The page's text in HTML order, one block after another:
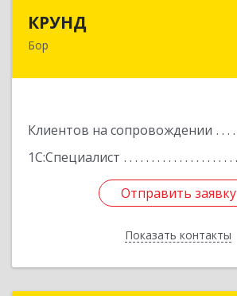
КРУНД
Бор
Клиентов на сопровождении
1С:Специалист
Отправить заявку
Показать контакты
Отправить заявку
Назад